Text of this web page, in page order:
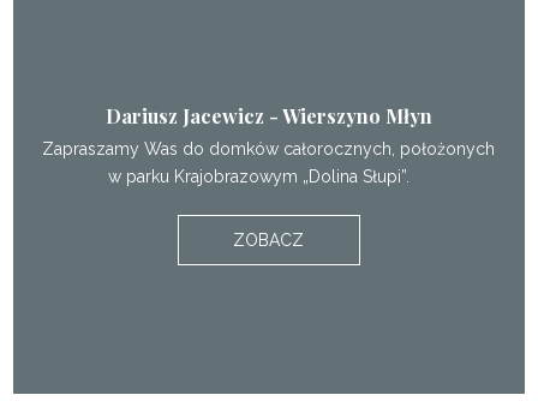
Dariusz Jacewicz - Wierszyno Młyn
Zapraszamy Was do domków całorocznych, położonych
w parku Krajobrazowym „Dolina Słupi”.
ZOBACZ